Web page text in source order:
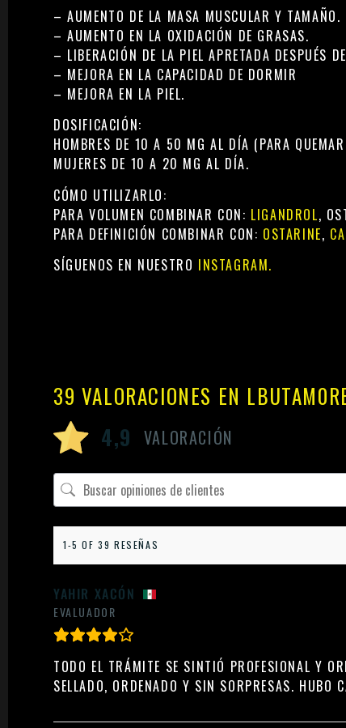
– AUMENTO DE LA MASA MUSCULAR Y TAMAÑO.
– AUMENTO EN LA OXIDACIÓN DE GRASAS.
– LIBERACIÓN DE LA PIEL APRETADA DESPUÉS
– MEJORA EN LA CAPACIDAD DE DORMIR
– MEJORA EN LA PIEL.
DOSIFICACIÓN:
HOMBRES DE 10 A 50 MG AL DÍA (PARA
MUJERES DE 10 A 20 MG AL DÍA.
CÓMO UTILIZARLO:
PARA VOLUMEN COMBINAR CON: LIGANDROL,
PARA DEFINICIÓN COMBINAR CON: OSTARINE,
SÍGUENOS EN NUESTRO INSTAGRAM.
39 VALORACIONES EN
4,9 VALORACIÓN
1-5 OF 39 RESEÑAS
YAHIR XACÓN
EVALUADOR
TODO EL TRÁMITE SE SINTIÓ PROFESIONAL Y
SELLADO, ORDENADO Y SIN SORPRESAS. HUBO